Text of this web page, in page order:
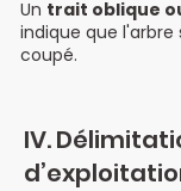
Un trait oblique
indique que
coupé.
IV.